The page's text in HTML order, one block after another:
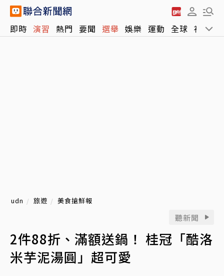
即時 演習 熱門 要聞 選舉 娛樂 運動 全球 社會
udn 旅遊 美食搶鮮報
聽新聞
2件88折、滿額送鍋！ 桂冠「酷洛
米芋泥湯圓」超可愛